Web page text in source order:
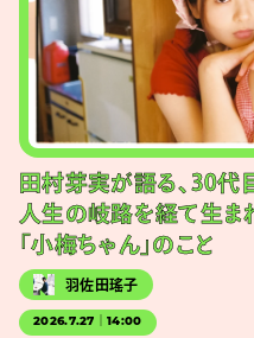
田村芽実が語る、30代
人生の岐路を経て生ま
「小梅ちゃん」のこと
羽佐田瑤子
2026.7.27｜14:00